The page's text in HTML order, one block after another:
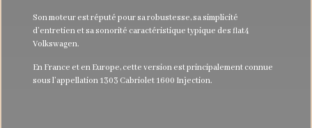
Son moteur est réputé pour sa robustesse, sa simplicité
d’entretien et sa sonorité caractéristique typique des flat4
Volkswagen.
En France et en Europe, cette version est principalement connue
sous l’appellation 1303 Cabriolet 1600 Injection.